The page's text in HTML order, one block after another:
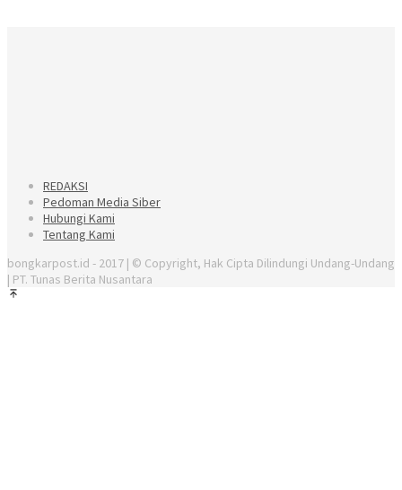
REDAKSI
Pedoman Media Siber
Hubungi Kami
Tentang Kami
bongkarpost.id - 2017 | © Copyright, Hak Cipta Dilindungi Undang-Undang
| PT. Tunas Berita Nusantara